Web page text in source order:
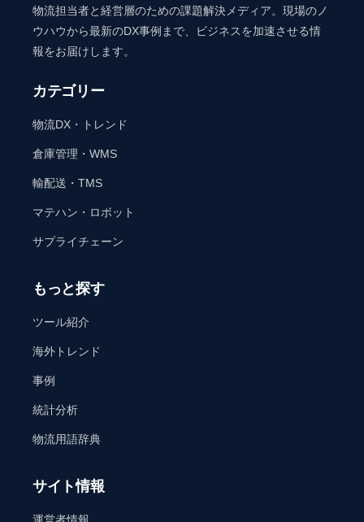
物流担当者と経営層のための課題解決メディア。現場のノ
ウハウから最新のDX事例まで、ビジネスを加速させる情
報をお届けします。
カテゴリー
物流DX・トレンド
倉庫管理・WMS
輸配送・TMS
マテハン・ロボット
サプライチェーン
もっと探す
ツール紹介
海外トレンド
事例
統計分析
物流用語辞典
サイト情報